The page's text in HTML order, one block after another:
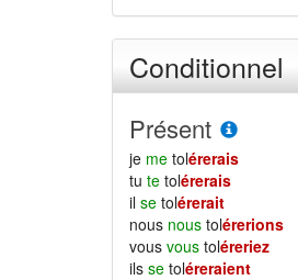
Conditionnel
Présent
je me tolérerais
tu te tolérerais
il se tolérerait
nous nous tolérerions
vous vous toléreriez
ils se toléreraient